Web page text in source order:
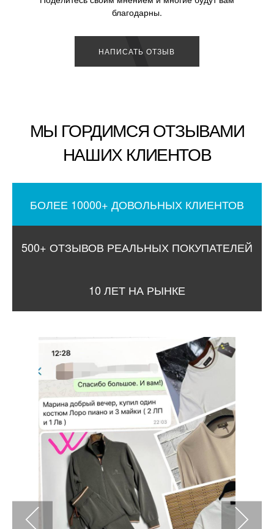
благодарны.
НАПИСАТЬ ОТЗЫВ
МЫ ГОРДИМСЯ ОТЗЫВАМИ
НАШИХ КЛИЕНТОВ
БОЛЕЕ 10000+ ДОВОЛЬНЫХ КЛИЕНТОВ
500+ ОТЗЫВОВ РЕАЛЬНЫХ ПОКУПАТЕЛЕЙ
10 ЛЕТ НА РЫНКЕ